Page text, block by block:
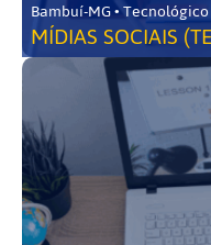
MÍDIAS SOCIAIS